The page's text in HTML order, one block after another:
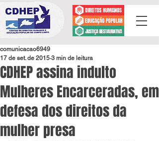
CDHEP assina indulto
Mulheres Encarceradas, em
defesa dos direitos da
mulher presa
comunicacao6949
17 de set. de 2015 3 min de leitura